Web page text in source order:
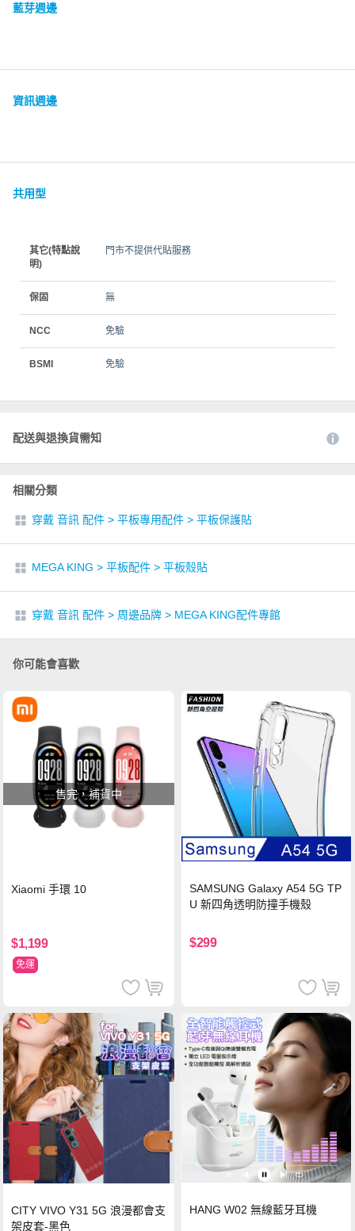
藍芽週邊
資訊週邊
共用型
其它(特點說
明)
門市不提供代貼服務
保固 無
NCC 免驗
BSMI 免驗
配送與退換貨需知
相關分類
穿戴 音訊 配件 > 平板專用配件 > 平板保護貼
MEGA KING > 平板配件 > 平板殼貼
穿戴 音訊 配件 > 周邊品牌 > MEGA KING配件專館
你可能會喜歡
售完，補貨中
Xiaomi 手環 10
$1,199
免運
SAMSUNG Galaxy A54 5G TP
U 新四角透明防撞手機殼
$299
CITY VIVO Y31 5G 浪漫都會支
架皮套-黑色
HANG W02 無線藍牙耳機